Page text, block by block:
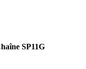
SP11G